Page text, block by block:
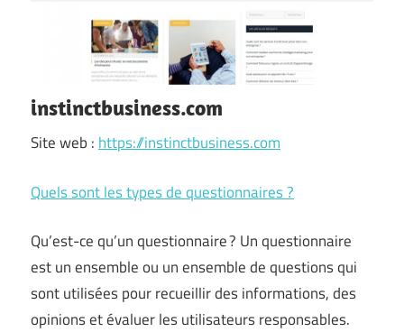
instinctbusiness.com
Site web : https://instinctbusiness.com
Quels sont les types de questionnaires ?
Qu’est-ce qu’un questionnaire ? Un questionnaire
est un ensemble ou un ensemble de questions qui
sont utilisées pour recueillir des informations, des
opinions et évaluer les utilisateurs responsables.